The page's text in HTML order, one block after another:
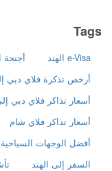
Tags
e-Visa الهند
أجنحة
أرخص تذكرة فلاي دبي
أسعار تذاكر فلاي دبي
أسعار تذاكر فلاي شام
أفضل الوجهات السياحية
السفر إلى الهند